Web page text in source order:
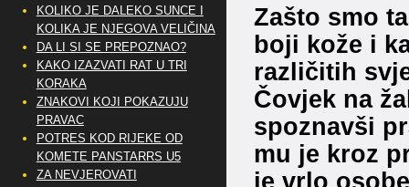
Zašto smo
boji kože i
različitih
Čovjek na
spoznavši
mu je kroz
je vrlo
KOLIKO JE DALEKO SUNCE I
KOLIKA JE NJEGOVA VELIČINA
DA LI SI SE PREPOZNAO?
KAKO IZAZVATI RAT U TRI
KORAKA
ZNAKOVI KOJI POKAZUJU
PRAVAC
POTRES KOD RIJEKE OD
KOMETE PANSTARRS U5
ZA NEVJEROVATI